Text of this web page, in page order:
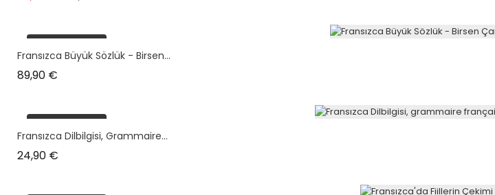
Fransızca Büyük Sözlük - Birsen...
89,90 €
plus en stock
Fransızca Dilbilgisi, Grammaire...
24,90 €